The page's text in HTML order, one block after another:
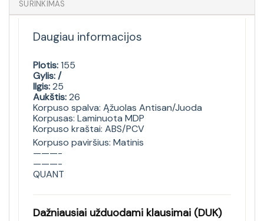
SURINKIMAS
Daugiau informacijos
Plotis:155
Gylis: /
Ilgis:25
Aukštis:26
Korpuso spalva: Ąžuolas Antisan/Juoda
Korpusas: Laminuota MDP
Korpuso kraštai: ABS/PCV
Korpuso paviršius: Matinis
———-
———-
QUANT
Dažniausiai užduodami klausimai (DUK)